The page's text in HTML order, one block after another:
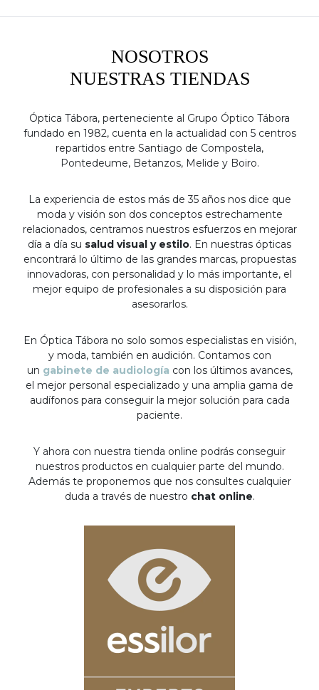
NOSOTROS
NUESTRAS TIENDAS
Óptica Tábora, perteneciente al Grupo Óptico Tábora
fundado en 1982, cuenta en la actualidad con 5 centros
repartidos entre Santiago de Compostela,
Pontedeume, Betanzos, Melide y Boiro.
La experiencia de estos más de 35 años nos dice que
moda y visión son dos conceptos estrechamente
relacionados, centramos nuestros esfuerzos en mejorar
día a día su salud visual y estilo. En nuestras ópticas
encontrará lo último de las grandes marcas, propuestas
innovadoras, con personalidad y lo más importante, el
mejor equipo de profesionales a su disposición para
asesorarlos.
En Óptica Tábora no solo somos especialistas en visión,
y moda, también en audición. Contamos con
un gabinete de audiología con los últimos avances,
el mejor personal especializado y una amplia gama de
audífonos para conseguir la mejor solución para cada
paciente.
Y ahora con nuestra tienda online podrás conseguir
nuestros productos en cualquier parte del mundo.
Además te proponemos que nos consultes cualquier
duda a través de nuestro chat online.